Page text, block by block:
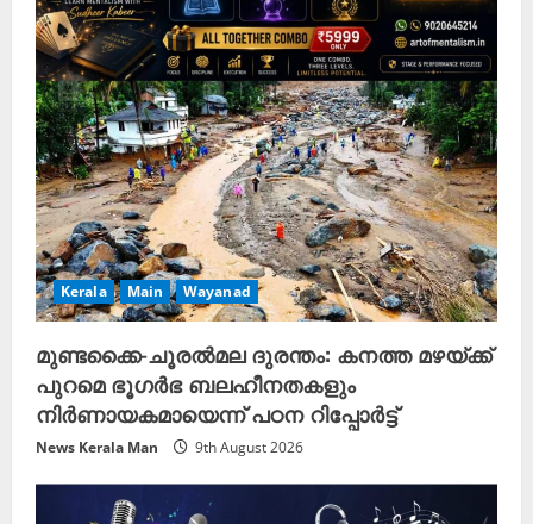
Kerala Main Wayanad
മുണ്ടക്കൈ-ചൂരൽമല ദുരന്തം: കനത്ത മഴയ്ക്ക്
പുറമെ ഭൂഗർഭ ബലഹീനതകളും
നിർണായകമായെന്ന് പഠന റിപ്പോർട്ട്
News Kerala Man 9th August 2026